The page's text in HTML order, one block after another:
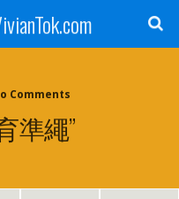
Comments
準繩”